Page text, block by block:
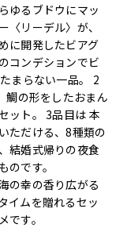
ゆるブドウにマッ
リーデル〉が、
に開発したビアグ
コンデションでビ
まらない一品。 2
鯛の形をしたおまん
ット。 3品目は 本
ただける、8種類の
結婚式帰りの夜食
です。
の幸の香り広がる
イムを贈れるセッ
す。